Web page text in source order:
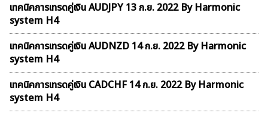
เทคนิคการเทรดคู่เงิน AUDJPY 13 ก.ย. 2022 By Harmonic
system H4
เทคนิคการเทรดคู่เงิน AUDNZD 14 ก.ย. 2022 By Harmonic
system H4
เทคนิคการเทรดคู่เงิน CADCHF 14 ก.ย. 2022 By Harmonic
system H4